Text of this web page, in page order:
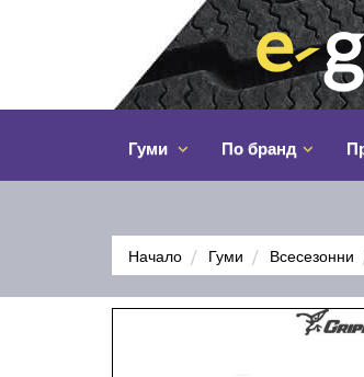
Гуми По бранд
Начало Гуми Всесезонни